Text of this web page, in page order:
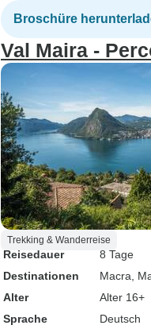
Broschüre
Val Maira -
Trekking & Wanderreise
Reisedauer
8 Tage
Destinationen
Macra ,
Alter
Alter 16+
Sprache
Deutsch